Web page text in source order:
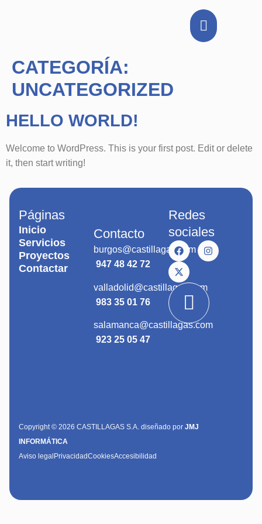
CATEGORÍA:
UNCATEGORIZED
HELLO WORLD!
Welcome to WordPress. This is your first post. Edit or delete
it, then start writing!
Páginas
Inicio
Servicios
Proyectos
Contactar
Contacto
burgos@castillagas.com
947 48 42 72
valladolid@castillagas.com
983 35 01 76
salamanca@castillagas.com
923 25 05 47
Redes
sociales
Copyright © 2026 CASTILLAGAS S.A. diseñado por JMJ
INFORMÁTICA
Aviso legalPrivacidadCookiesAccesibilidad